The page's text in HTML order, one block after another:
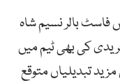
بالر نسیم شاہ
کی بھی ٹیم میں
تبدیلیاں متوقع